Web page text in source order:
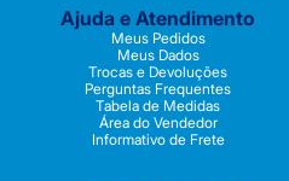
Ajuda e Atendimento
Meus Pedidos
Meus Dados
Trocas e Devoluções
Perguntas Frequentes
Tabela de Medidas
Área do Vendedor
Informativo de Frete